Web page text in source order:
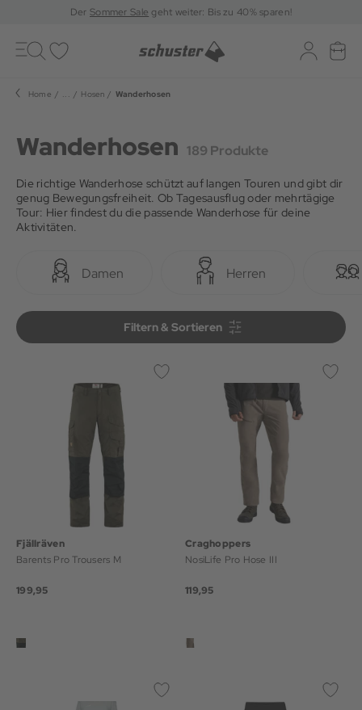
DerSommer Sale geht weiter: Bis zu 40% sparen!
Toggle
navigation
Home ... Hosen Wanderhosen
Wanderhosen 189 Produkte
Die richtige Wanderhose schützt auf langen Touren und gibt dir
genug Bewegungsfreiheit. Ob Tagesausflug oder mehrtägige
Tour: Hier findest du die passende Wanderhose für deine
Aktivitäten.
Damen Herren
Filtern & Sortieren
Filtern & Sortieren
Fjällräven
Barents Pro Trousers M
199,95
Craghoppers
NosiLife Pro Hose III
119,95